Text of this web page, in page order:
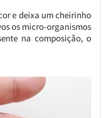
e deixa um cheirinho
os micro-organismos
na composição, o